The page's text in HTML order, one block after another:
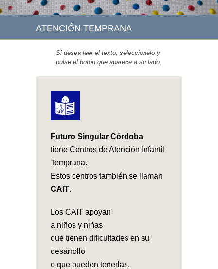
ATENCIÓN TEMPRANA
Si desea leer el texto, seleccionelo y
pulse el botón que aparece a su lado.
Futuro Singular Córdoba
tiene Centros de Atención Infantil
Temprana.
Estos centros también se llaman
CAIT.
Los CAIT apoyan
a niños y niñas
que tienen dificultades en su
desarrollo
o que pueden tenerlas.